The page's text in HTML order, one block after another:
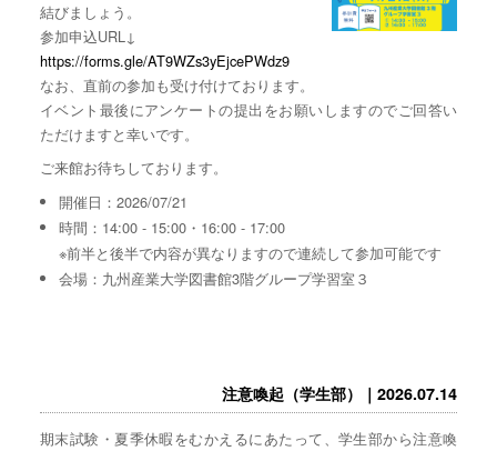
結びましょう。
参加申込URL↓
https://forms.gle/AT9WZs3yEjcePWdz9
なお、直前の参加も受け付けております。
イベント最後にアンケートの提出をお願いしますのでご回答い
ただけますと幸いです。
ご来館お待ちしております。
開催日：2026/07/21
時間：14:00 - 15:00・16:00 - 17:00
※前半と後半で内容が異なりますので連続して参加可能です
会場：九州産業大学図書館3階グループ学習室３
注意喚起（学生部）｜2026.07.14
期末試験・夏季休暇をむかえるにあたって、学生部から注意喚